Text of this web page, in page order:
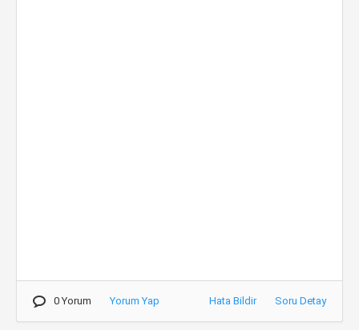
0 Yorum Yorum Yap Hata Bildir Soru Detay